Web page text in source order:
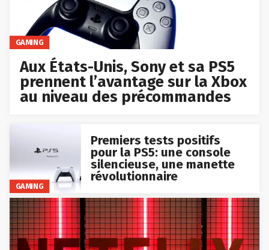
GAMING
Aux États-Unis, Sony et sa PS5
prennent l’avantage sur la Xbox
au niveau des précommandes
GAMING
Premiers tests positifs
pour la PS5: une console
silencieuse, une manette
révolutionnaire